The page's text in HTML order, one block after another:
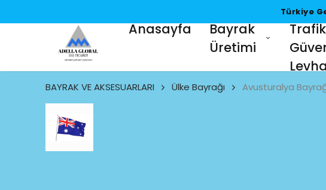
Anasayfa
Bayrak
Üretimi
BAYRAK VE AKSESUARLARI Ülke Bayrağı Avusturalya